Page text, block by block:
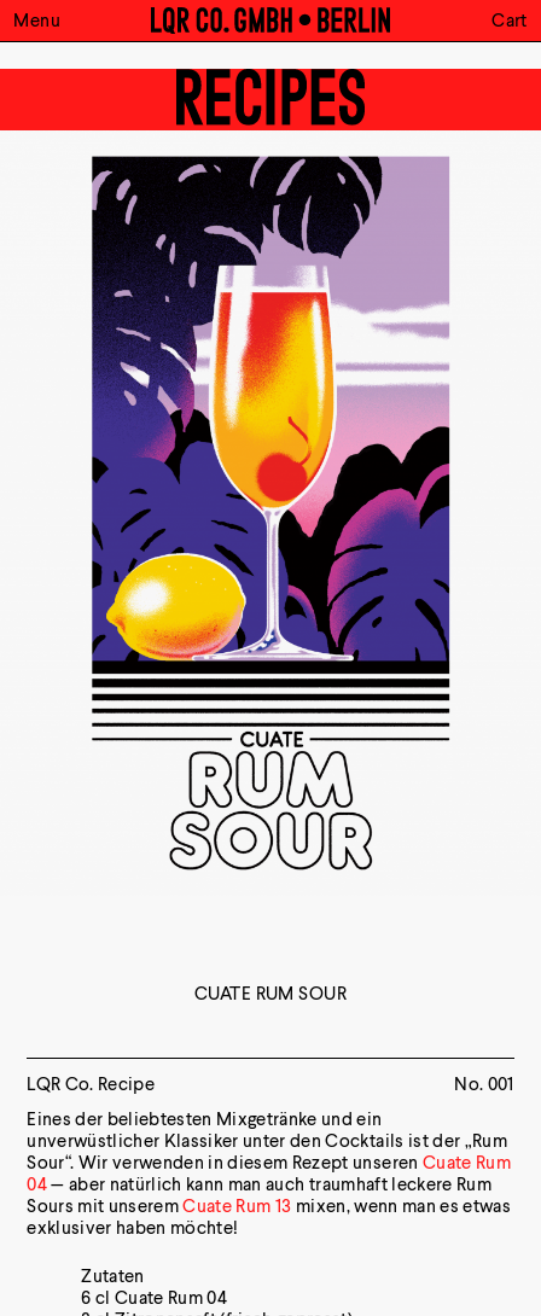
Menu Cart
CUATE RUM SOUR
LQR Co. Recipe
No. 001
Eines der beliebtesten Mixgetränke und ein
unverwüstlicher Klassiker unter den Cocktails ist der „Rum
Sour“. Wir verwenden in diesem Rezept unseren Cuate Rum
04— aber natürlich kann man auch traumhaft leckere Rum
Sours mit unseremCuate Rum 13 mixen, wenn man es etwas
exklusiver haben möchte!
Zutaten
6 cl Cuate Rum 04